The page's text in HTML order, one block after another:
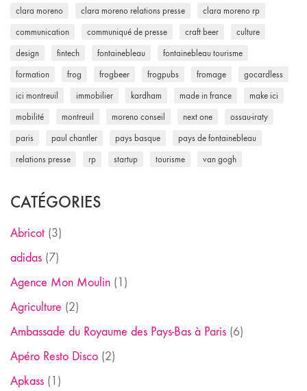
clara moreno clara moreno relations presse clara moreno rp
communication communiqué de presse craft beer culture
design fintech fontainebleau fontainebleau tourisme
formation frog frogbeer frogpubs fromage gocardless
ici montreuil immobilier kardham made in france make ici
mobilité montreuil moreno conseil next one ossau-iraty
paris paul chantler pays basque pays de fontainebleau
relations presse rp startup tourisme van gogh
CATÉGORIES
Abricot (3)
adidas (7)
Agence Mon Moulin (1)
Agriculture (2)
Ambassade du Royaume des Pays-Bas à Paris (6)
Apéro Resto Disco (2)
Apkass (1)